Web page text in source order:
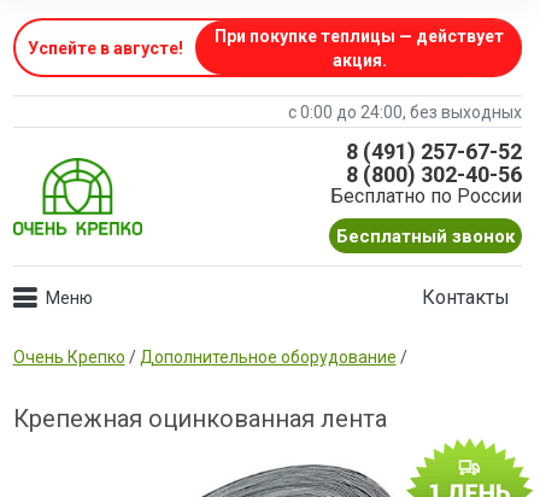
Успейте в августе!
При покупке теплицы — действует
акция.
с 0:00 до 24:00, без выходных
8 (491) 257-67-52
8 (800) 302-40-56
Бесплатно по России
Бесплатный звонок
Контакты
Очень Крепко / Дополнительное оборудование /
Крепежная оцинкованная лента